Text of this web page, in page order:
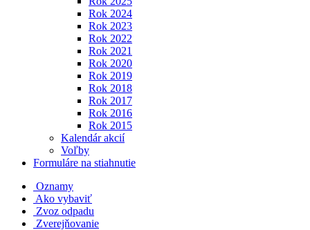
Rok 2024
Rok 2023
Rok 2022
Rok 2021
Rok 2020
Rok 2019
Rok 2018
Rok 2017
Rok 2016
Rok 2015
Kalendár akcií
Voľby
Formuláre na stiahnutie
Oznamy
Ako vybaviť
Zvoz odpadu
Zverejňovanie